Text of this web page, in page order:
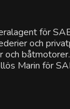
för
och
och
Marin för